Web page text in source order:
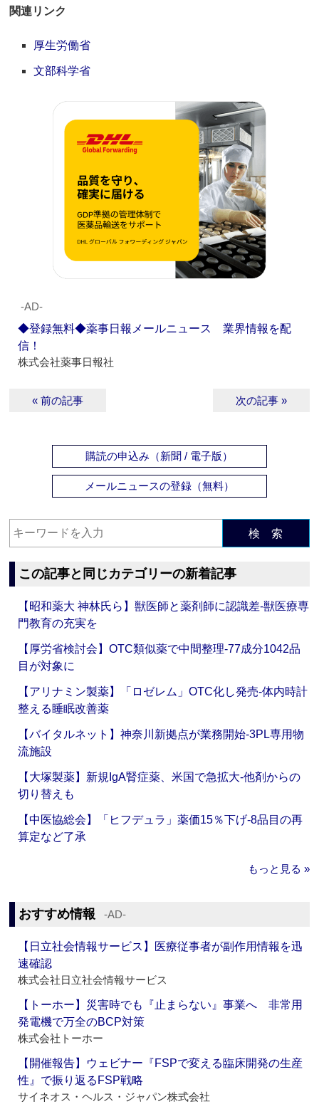
関連リンク
厚生労働省
文部科学省
‐AD‐
◆登録無料◆薬事日報メールニュース 業界情報を配
信！
株式会社薬事日報社
« 前の記事 次の記事 »
購読の申込み（新聞 / 電子版）
メールニュースの登録（無料）
検 索
この記事と同じカテゴリーの新着記事
【昭和薬大 神林氏ら】獣医師と薬剤師に認識差‐獣医療専
門教育の充実を
【厚労省検討会】OTC類似薬で中間整理‐77成分1042品
目が対象に
【アリナミン製薬】「ロゼレム」OTC化し発売‐体内時計
整える睡眠改善薬
【バイタルネット】神奈川新拠点が業務開始‐3PL専用物
流施設
【大塚製薬】新規IgA腎症薬、米国で急拡大‐他剤からの
切り替えも
【中医協総会】「ヒフデュラ」薬価15％下げ‐8品目の再
算定など了承
もっと見る »
おすすめ情報 ‐AD‐
【日立社会情報サービス】医療従事者が副作用情報を迅
速確認
株式会社日立社会情報サービス
【トーホー】災害時でも『止まらない』事業へ 非常用
発電機で万全のBCP対策
株式会社トーホー
【開催報告】ウェビナー『FSPで変える臨床開発の生産
性』で振り返るFSP戦略
サイネオス・ヘルス・ジャパン株式会社